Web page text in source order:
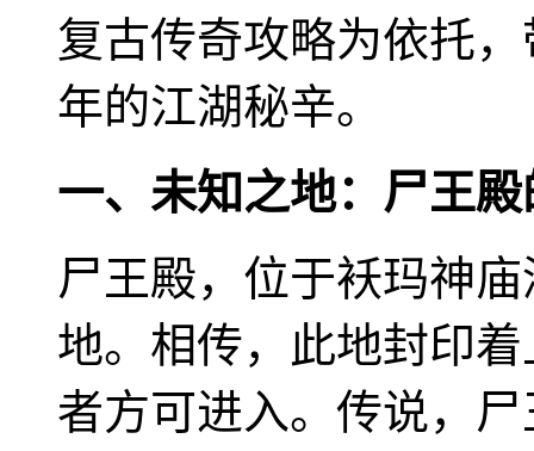
复古传奇攻略为依托
年的江湖秘辛。
一、未知之地：尸王
尸王殿，位于袄玛神
地。相传，此地封印
者方可进入。传说，